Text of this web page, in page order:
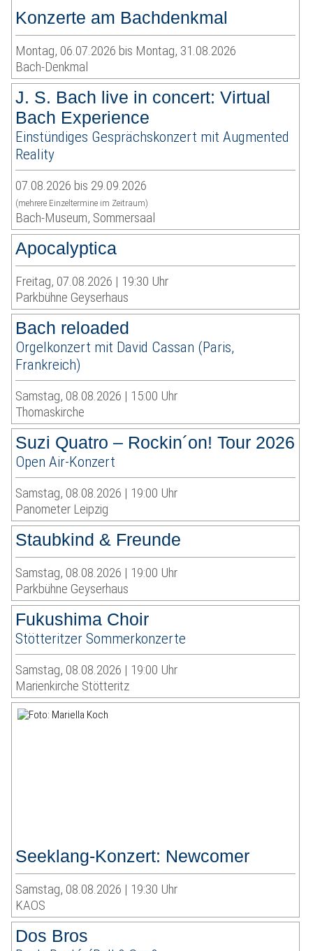
Konzerte am Bachdenkmal
Montag, 06.07.2026 bis Montag, 31.08.2026
Bach-Denkmal
J. S. Bach live in concert: Virtual
Bach Experience
Einstündiges Gesprächskonzert mit Augmented
Reality
07.08.2026 bis 29.09.2026
(mehrere Einzeltermine im Zeitraum)
Bach-Museum, Sommersaal
Apocalyptica
Freitag, 07.08.2026 | 19:30 Uhr
Parkbühne Geyserhaus
Bach reloaded
Orgelkonzert mit David Cassan (Paris,
Frankreich)
Samstag, 08.08.2026 | 15:00 Uhr
Thomaskirche
Suzi Quatro – Rockin´on! Tour 2026
Open Air-Konzert
Samstag, 08.08.2026 | 19:00 Uhr
Panometer Leipzig
Staubkind & Freunde
Samstag, 08.08.2026 | 19:00 Uhr
Parkbühne Geyserhaus
Fukushima Choir
Stötteritzer Sommerkonzerte
Samstag, 08.08.2026 | 19:00 Uhr
Marienkirche Stötteritz
Seeklang-Konzert: Newcomer
Samstag, 08.08.2026 | 19:30 Uhr
KAOS
Dos Bros